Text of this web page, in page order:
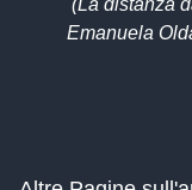
(La distanza
Emanuela